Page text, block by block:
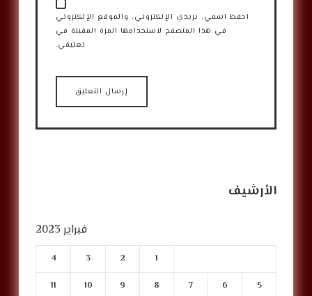
احفظ اسمي، بريدي الإلكتروني، والموقع الإلكتروني
في هذا المتصفح لاستخدامها المرة المقبلة في
تعليقي.
الأرشيف
فبراير 2023
1
2
3
4
5
6
7
8
9
10
11